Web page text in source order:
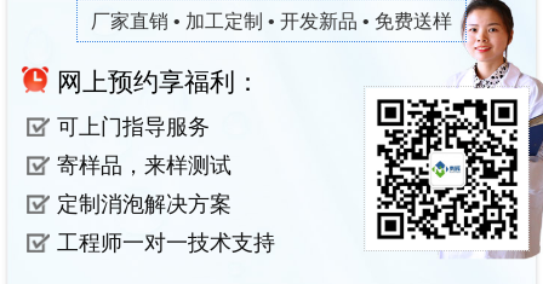
厂家直销 • 加工定制 • 开发新品 • 免费送样
网上预约享福利：
可上门指导服务
寄样品，来样测试
定制消泡解决方案
工程师一对一技术支持